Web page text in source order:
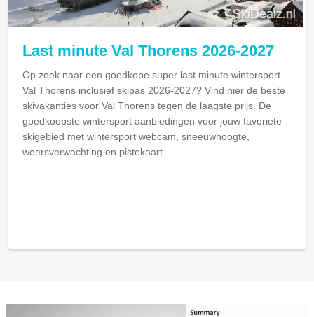
Last minute Val Thorens 2026-2027
Op zoek naar een goedkope super last minute wintersport
Val Thorens inclusief skipas 2026-2027? Vind hier de beste
skivakanties voor Val Thorens tegen de laagste prijs. De
goedkoopste wintersport aanbiedingen voor jouw favoriete
skigebied met wintersport webcam, sneeuwhoogte,
weersverwachting en pistekaart.